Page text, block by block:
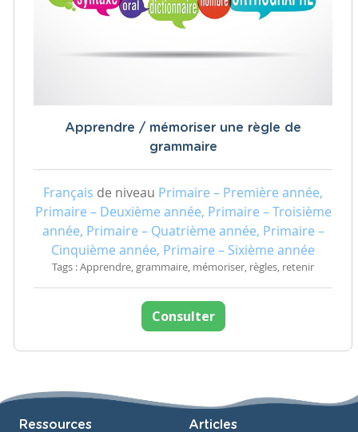
Apprendre / mémoriser une règle de
grammaire
Français de niveau Primaire – Première année,
Primaire – Deuxième année, Primaire – Troisième
année, Primaire – Quatrième année, Primaire –
Cinquième année, Primaire – Sixième année
Tags : Apprendre, grammaire, mémoriser, règles, retenir
Consulter
Ressources Articles